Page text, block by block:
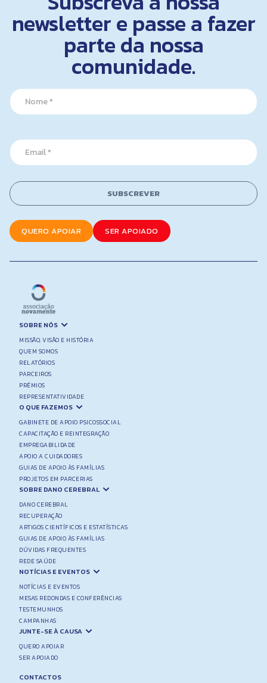
newsletter e passe a fazer
parte da nossa
comunidade.
N
a
m
m
a
N
a
e
E
a
E
m
a
l
*
SUBSCREVER
QUERO APOIAR SER APOIADO
SOBRE NÓS
MISSÃO, VISÃO E HISTÓRIA
QUEM SOMOS
RELATÓRIOS
PARCEIROS
PRÉMIOS
REPRESENTATIVIDADE
O QUE FAZEMOS
GABINETE DE APOIO PSICOSSOCIAL
CAPACITAÇÃO E REINTEGRAÇÃO
EMPREGABILIDADE
APOIO A CUIDADORES
GUIAS DE APOIO ÀS FAMÍLIAS
PROJETOS EM PARCERIAS
SOBRE DANO CEREBRAL
DANO CEREBRAL
RECUPERAÇÃO
ARTIGOS CIENTÍFICOS E ESTATÍSTICAS
GUIAS DE APOIO ÀS FAMÍLIAS
DÚVIDAS FREQUENTES
REDE SAÚDE
NOTÍCIAS E EVENTOS
NOTÍCIAS E EVENTOS
MESAS REDONDAS E CONFERÊNCIAS
TESTEMUNHOS
CAMPANHAS
JUNTE-SE À CAUSA
QUERO APOIAR
SER APOIADO
CONTACTOS